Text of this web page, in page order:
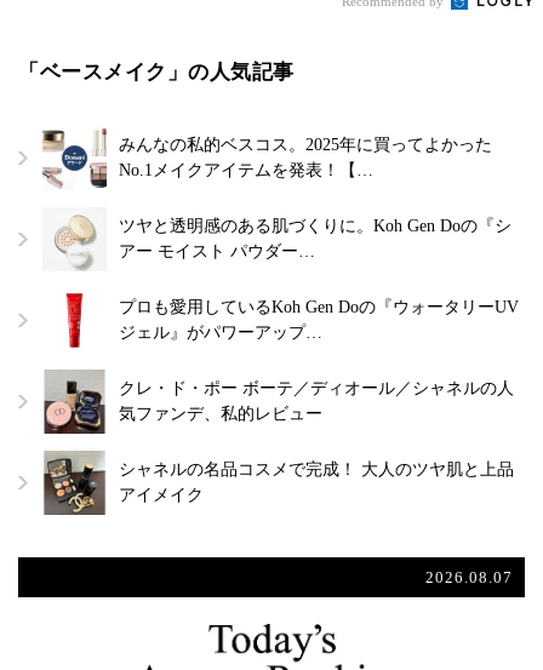
「ベースメイク」の人気記事
みんなの私的ベスコス。2025年に買ってよかった
No.1メイクアイテムを発表！【…
ツヤと透明感のある肌づくりに。Koh Gen Doの『シ
アー モイスト パウダー…
プロも愛用しているKoh Gen Doの『ウォータリーUV
ジェル』がパワーアップ…
クレ・ド・ポー ボーテ／ディオール／シャネルの人
気ファンデ、私的レビュー
シャネルの名品コスメで完成！ 大人のツヤ肌と上品
アイメイク
2026.08.07